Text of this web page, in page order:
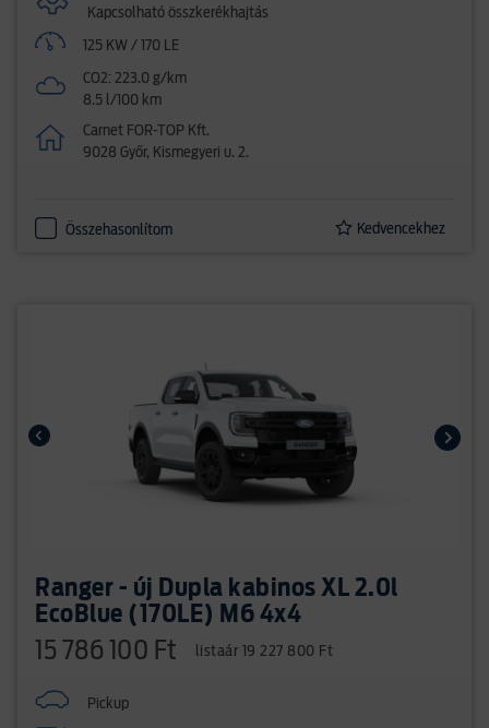
Kapcsolható összkerékhajtás
125 KW / 170 LE
CO2: 223.0 g/km
8.5 l/100 km
Carnet FOR-TOP Kft.
9028 Győr, Kismegyeri u. 2.
Összehasonlítom Kedvencekhez
Ranger - új Dupla kabinos XL 2.0l
EcoBlue (170LE) M6 4x4
15 786 100 Ft listaár 19 227 800 Ft
Pickup